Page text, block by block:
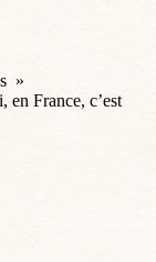
»
en France, c’est